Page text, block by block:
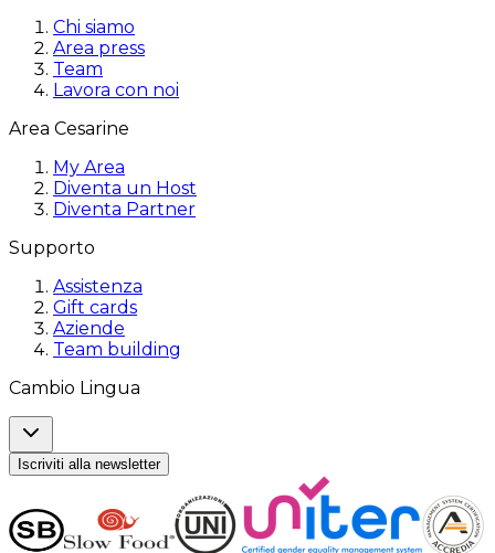
Chi siamo
Area press
Team
Lavora con noi
Area Cesarine
My Area
Diventa un Host
Diventa Partner
Supporto
Assistenza
Gift cards
Aziende
Team building
Cambio Lingua
Iscriviti alla newsletter